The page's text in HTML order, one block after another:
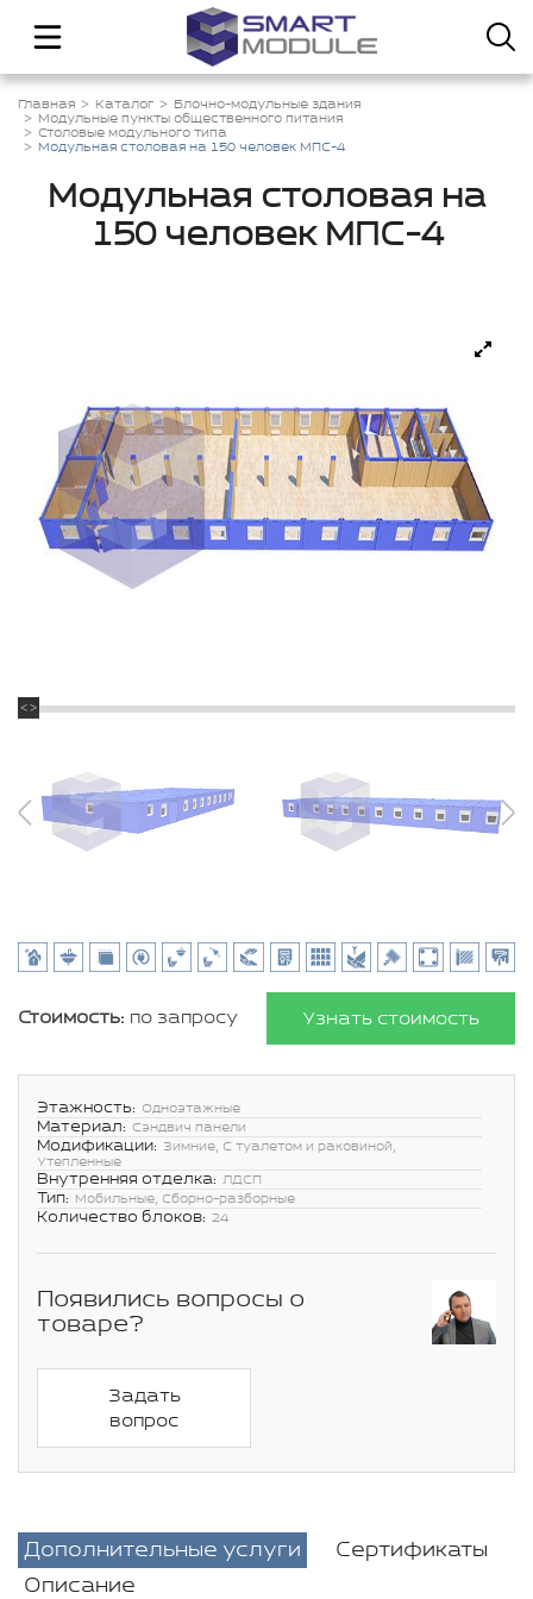
Главная Каталог
Блочно-модульные здания
Модульные пункты общественного питания
Столовые модульного типа
Модульная столовая на 150 человек МПС-4
Модульная столовая на
150 человек МПС-4
Стоимость: по запросу Узнать стоимость
Этажность: Одноэтажные
Материал: Сэндвич панели
Модификации: Зимние, С туалетом и раковиной,
Утепленные
Внутренняя отделка: ЛДСП
Тип: Мобильные, Сборно-разборные
Количество блоков: 24
Появились вопросы о
товаре?
Задать
вопрос
Дополнительные услуги
Сертификаты
Описание